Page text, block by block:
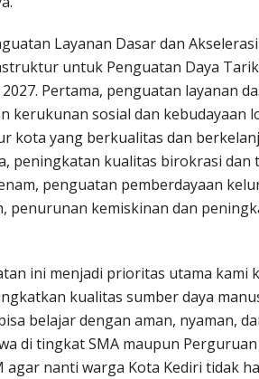
Layanan Dasar dan
untuk Penguatan Daya
Pertama, penguatan layanan
kerukunan sosial dan kebudayaan
kota yang berkualitas dan
peningkatan kualitas birokrasi dan
penguatan pemberdayaan
penurunan kemiskinan dan
ini menjadi prioritas utama kami
kualitas sumber daya
belajar dengan aman, nyaman,
di tingkat SMA maupun
nanti warga Kota Kediri tidak